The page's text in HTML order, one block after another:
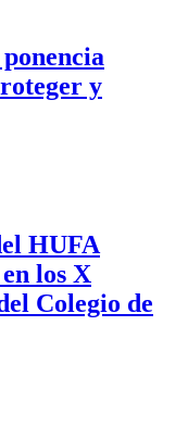
y
HUFA
los X
Colegio de